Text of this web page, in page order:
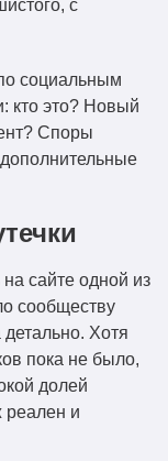
с
социальным
кто это? Новый
Споры
сайте одной из
сообществу
Хотя
пока не было,
долей
реален и